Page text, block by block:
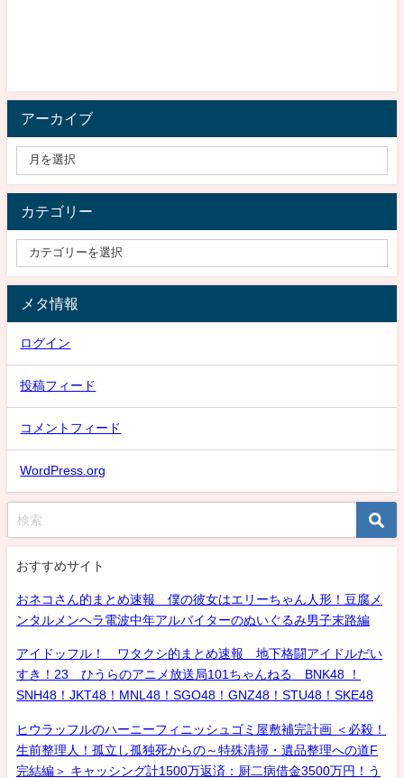
アーカイブ
カテゴリー
メタ情報
ログイン
投稿フィード
コメントフィード
WordPress.org
おすすめサイト
おネコさん的まとめ速報 僕の彼女はエリーちゃん人形！豆腐メ
ンタルメンヘラ電波中年アルバイターのぬいぐるみ男子末路編
アイドッフル！ ワタクシ的まとめ速報 地下格闘アイドルだい
すき！23 ひうらのアニメ放送局101ちゃんねる BNK48 ！
SNH48！JKT48！MNL48！SGO48！GNZ48！STU48！SKE48
ヒウラッフルのハーニーフィニッシュゴミ屋敷補完計画 ＜必殺！
生前整理人！孤立し孤独死からの～特殊清掃・遺品整理への道F
完結編＞ キャッシング計1500万返済：厨二病借金3500万円！う